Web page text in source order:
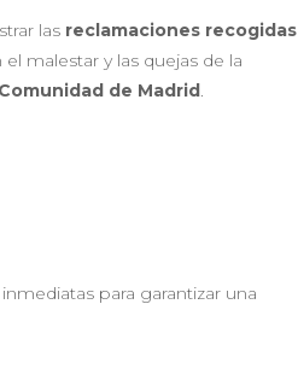
las reclamaciones recogidas
malestar y las quejas de la
de Madrid.
para garantizar una